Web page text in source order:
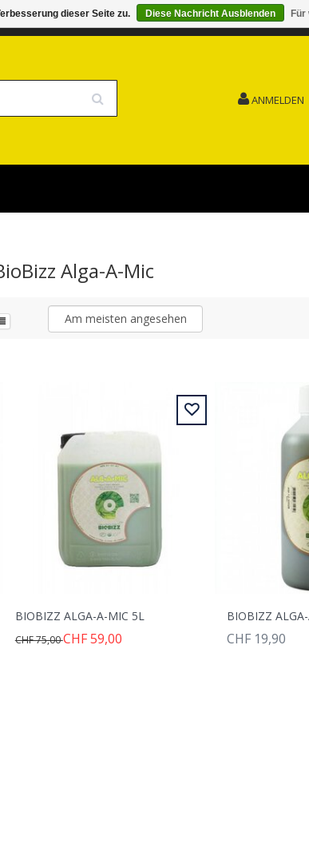
FEIERTAG
ANMELDEN
Alga-A-Mic
Am meisten angesehen
BIOBIZZ ALGA-A-MIC 5L
CHF 75,00CHF 59,00
BIOBIZZ
CHF 19,90
dieser Seite zu. Diese Nachricht Ausblenden